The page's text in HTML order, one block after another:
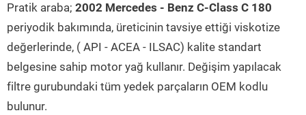
Pratik araba; 2002 Mercedes - Benz C-Class C 180
periyodik bakımında, üreticinin tavsiye ettiği viskotize
değerlerinde, ( API - ACEA - ILSAC) kalite standart
belgesine sahip motor yağ kullanır. Değişim yapılacak
filtre gurubundaki tüm yedek parçaların OEM kodlu
bulunur.